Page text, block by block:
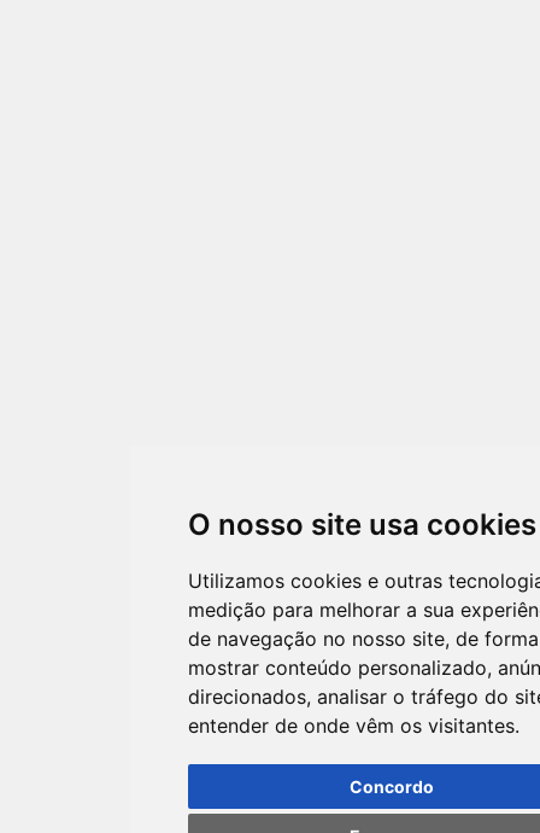
O nosso site usa cookies
Utilizamos cookies e outras
medição para melhorar a sua
de navegação no nosso site, de
mostrar conteúdo personalizado,
direcionados, analisar o tráfego do
entender de onde vêm os visitantes.
Concordo